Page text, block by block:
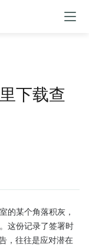
下载查
的某个角落积灰，
这份记录了签署时
，往往是应对潜在